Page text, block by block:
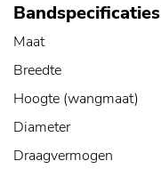
Bandspecificaties
Maat
Breedte
Hoogte (wangmaat)
Diameter
Draagvermogen